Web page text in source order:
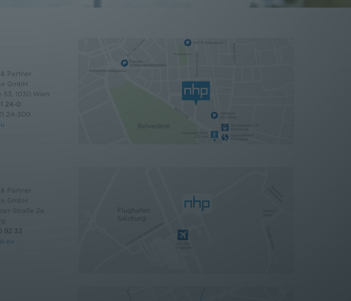
Partner
GmbH
53, 1030 Wien
24-0
24-300
Partner
GmbH
Straße 2a
92 33